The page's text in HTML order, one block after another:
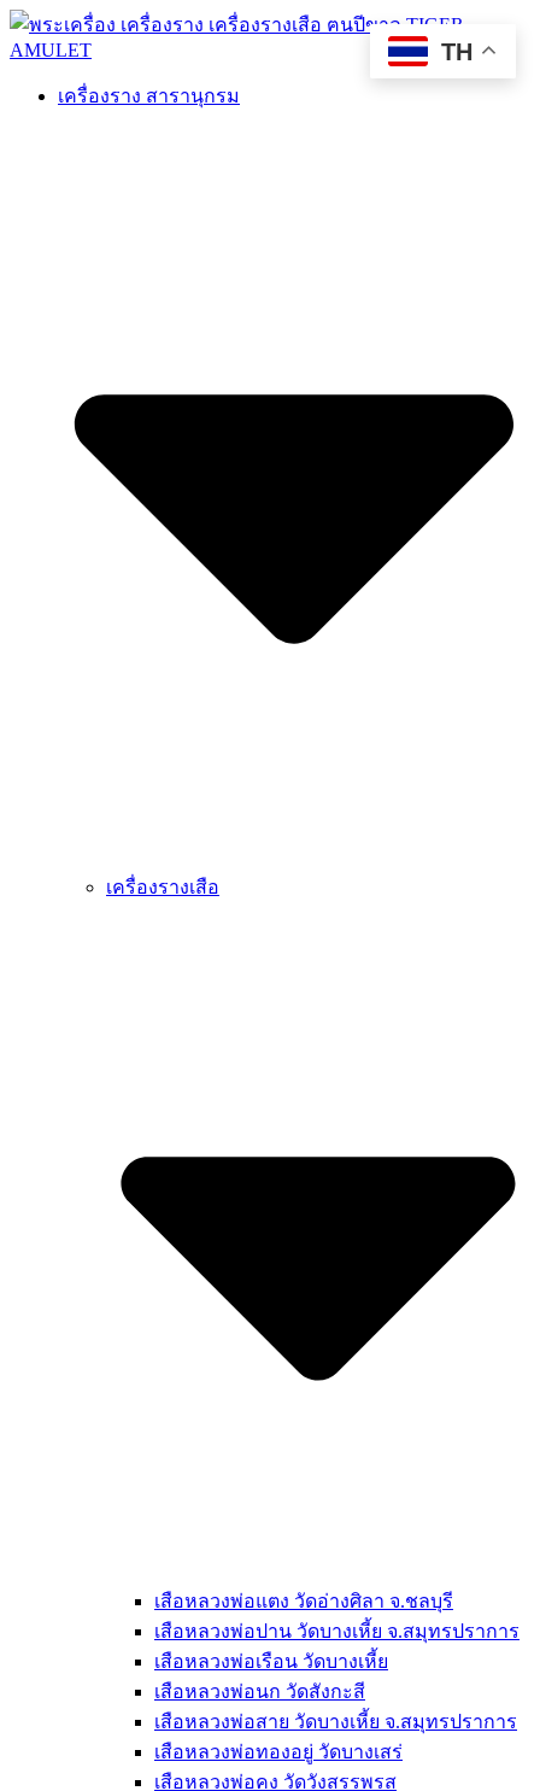
เครื่องราง สารานุกรม
เครื่องรางเสือ
เสือหลวงพ่อแตง วัดอ่างศิลา จ.ชลบุรี
เสือหลวงพ่อปาน วัดบางเหี้ย จ.สมุทรปราการ
เสือหลวงพ่อเรือน วัดบางเหี้ย
เสือหลวงพ่อนก วัดสังกะสี
เสือหลวงพ่อสาย วัดบางเหี้ย จ.สมุทรปราการ
เสือหลวงพ่อทองอยู่ วัดบางเสร่
เสือหลวงพ่อคง วัดวังสรรพรส
TH